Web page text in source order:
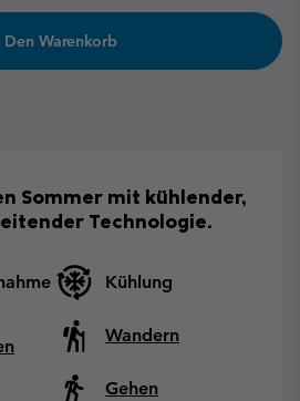
Den Warenkorb
Sommer mit kühlender,
Technologie.
Kühlung
Wandern
Gehen